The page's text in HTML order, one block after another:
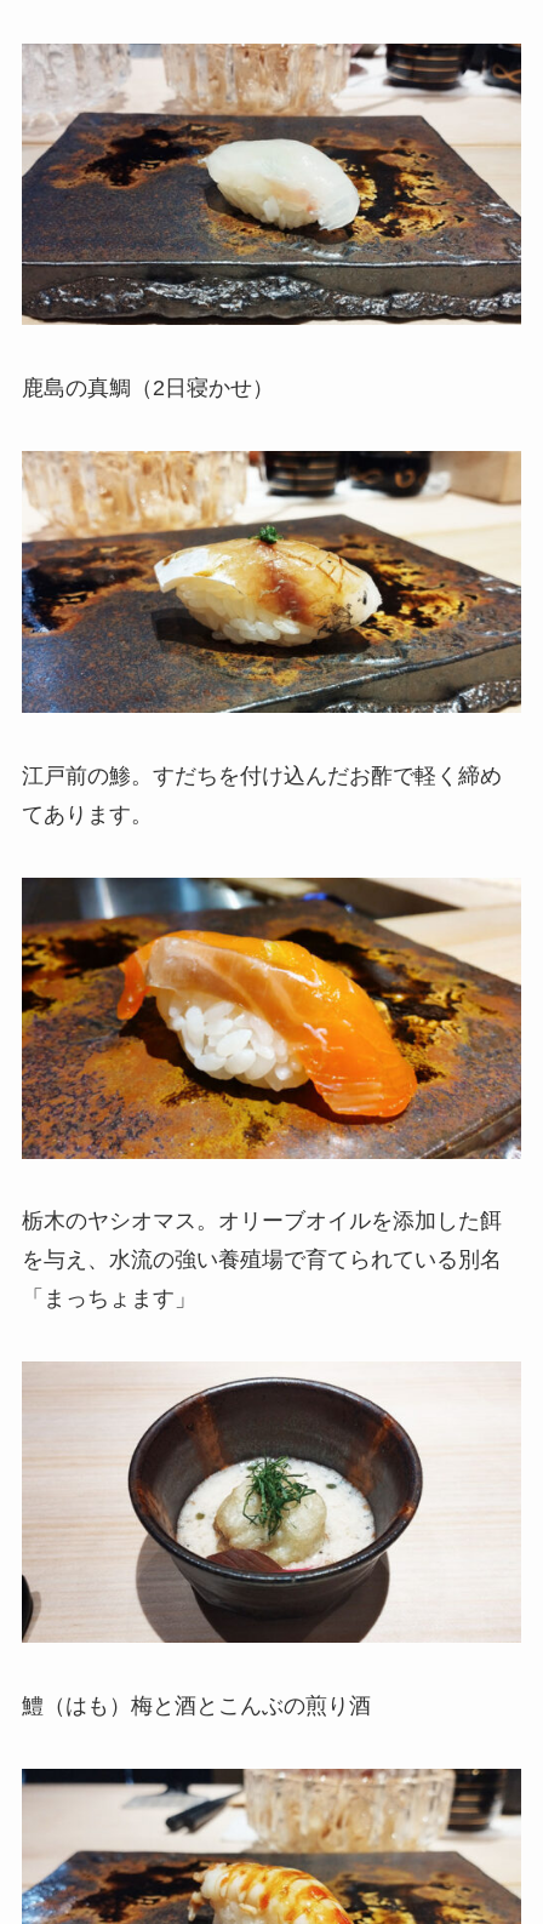
鹿島の真鯛（2日寝かせ）
江戸前の鯵。すだちを付け込んだお酢で軽く締め
てあります。
栃木のヤシオマス。オリーブオイルを添加した餌
を与え、水流の強い養殖場で育てられている別名
「まっちょます」
鱧（はも）梅と酒とこんぶの煎り酒